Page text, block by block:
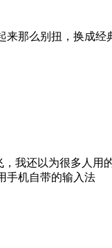
来那么别扭，换成经
我还以为很多人用
手机自带的输入法